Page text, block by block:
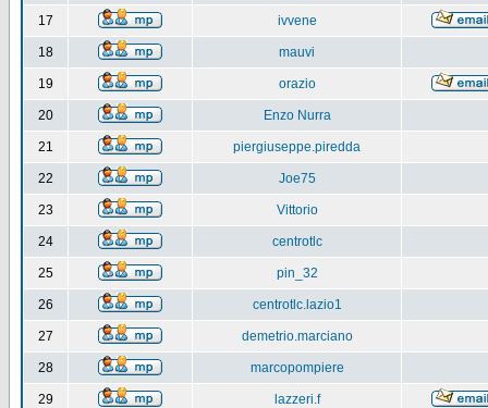
17 ivvene
18 mauvi
19 orazio
20 Enzo Nurra
21 piergiuseppe.piredda
22 Joe75
23 Vittorio
24 centrotlc
25 pin_32
26 centrotlc.lazio1
27 demetrio.marciano
28 marcopompiere
29 lazzeri.f